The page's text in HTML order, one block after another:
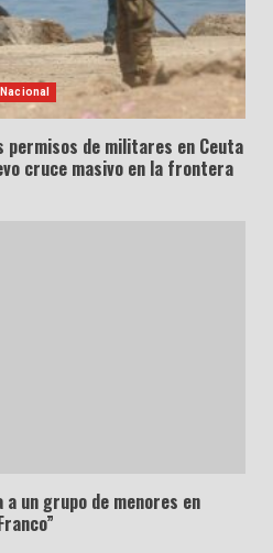
Nacional
permisos de militares en Ceuta
cruce masivo en la frontera
un grupo de menores en